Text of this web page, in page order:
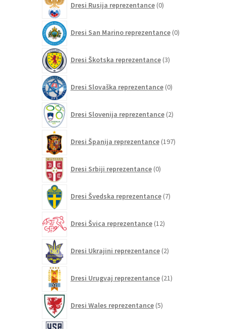
Dresi Rusija reprezentance 0izdelkov
Dresi San Marino reprezentance 0izdelkov
Dresi Škotska reprezentance 3izdelki
Dresi Slovaška reprezentance 0izdelkov
Dresi Slovenija reprezentance 2izdelka
Dresi Španija reprezentance 197izdelkov
Dresi Srbiji reprezentance 0izdelkov
Dresi Švedska reprezentance 7izdelkov
Dresi Švica reprezentance 12izdelkov
Dresi Ukrajini reprezentance 2izdelka
Dresi Urugvaj reprezentance 21izdelkov
Dresi Wales reprezentance 5izdelkov